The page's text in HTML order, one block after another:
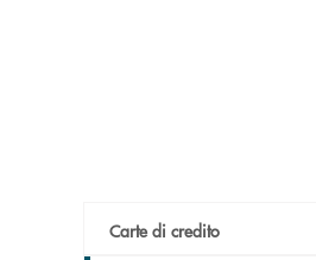
Carte di credito